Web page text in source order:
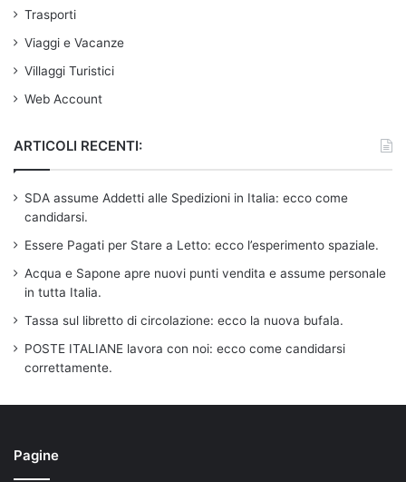
Trasporti
Viaggi e Vacanze
Villaggi Turistici
Web Account
ARTICOLI RECENTI:
SDA assume Addetti alle Spedizioni in Italia: ecco come
candidarsi.
Essere Pagati per Stare a Letto: ecco l’esperimento spaziale.
Acqua e Sapone apre nuovi punti vendita e assume personale
in tutta Italia.
Tassa sul libretto di circolazione: ecco la nuova bufala.
POSTE ITALIANE lavora con noi: ecco come candidarsi
correttamente.
Pagine